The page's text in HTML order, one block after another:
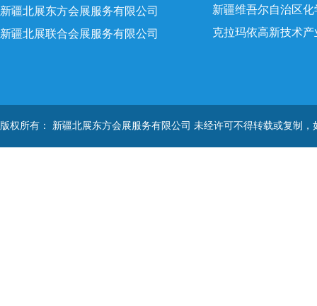
新疆北展东方会展服务有限公司
新疆北展联合会展服务有限公司
新疆维吾尔自治区化
克拉玛依高新技术
版权所有： 新疆北展东方会展服务有限公司 未经许可不得转载或复制